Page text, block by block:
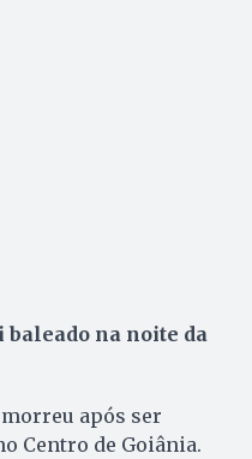
baleado na noite da
morreu após ser
Centro de Goiânia.